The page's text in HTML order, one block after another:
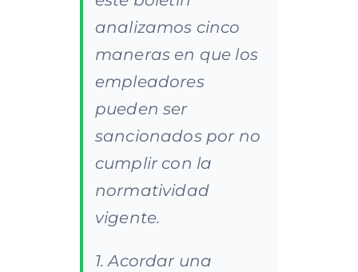
analizamos cinco
maneras en que los
empleadores
pueden ser
sancionados por no
cumplir con la
normatividad
vigente.
1. Acordar una